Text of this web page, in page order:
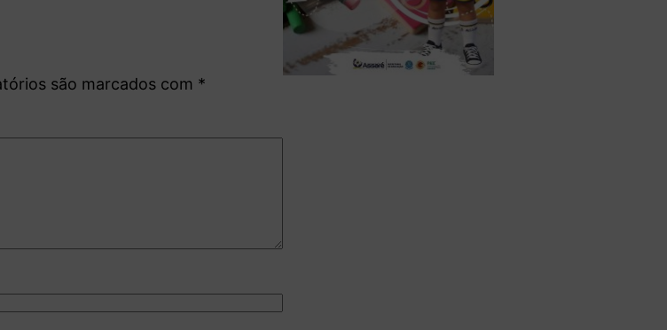
são marcados com *